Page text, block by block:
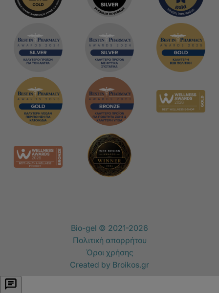
Bio-gel © 2021-2026
Πολιτική απορρήτου
Όροι χρήσης
Created by Broikos.gr